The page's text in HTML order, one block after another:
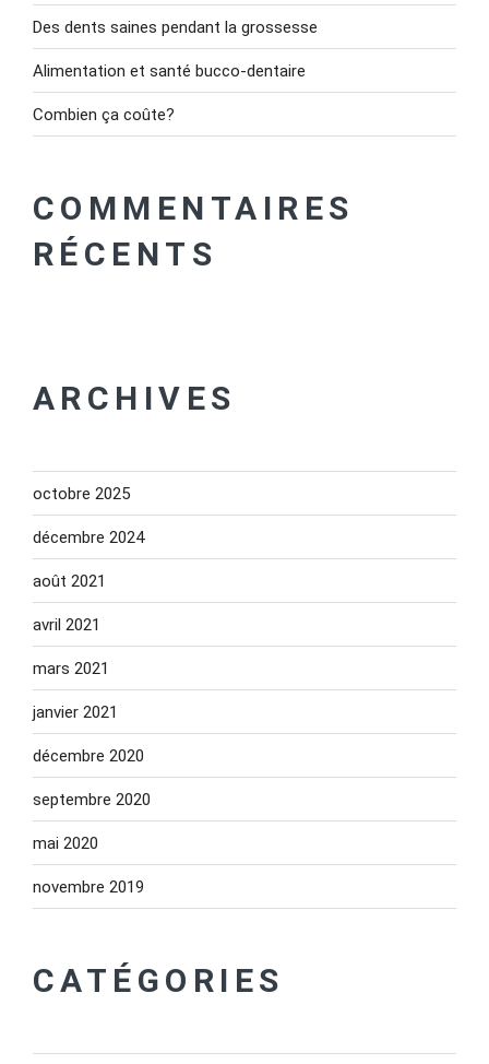
Des dents saines pendant la grossesse
Alimentation et santé bucco-dentaire
Combien ça coûte?
COMMENTAIRES
RÉCENTS
ARCHIVES
octobre 2025
décembre 2024
août 2021
avril 2021
mars 2021
janvier 2021
décembre 2020
septembre 2020
mai 2020
novembre 2019
CATÉGORIES